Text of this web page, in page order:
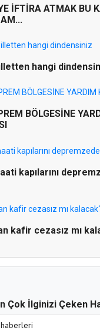
Temel Dini
İFTİRA ATMAK BU
hangi
BÖLGESİNE
kapılarını
kafir cezasız mı
Çok İlginizi Çeken